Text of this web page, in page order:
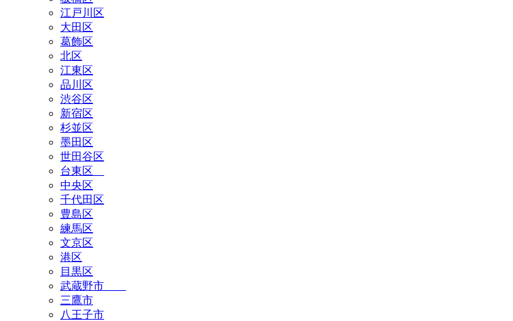
江戸川区
大田区
葛飾区
北区
江東区
品川区
渋谷区
新宿区
杉並区
墨田区
世田谷区
台東区
中央区
千代田区
豊島区
練馬区
文京区
港区
目黒区
武蔵野市
三鷹市
八王子市